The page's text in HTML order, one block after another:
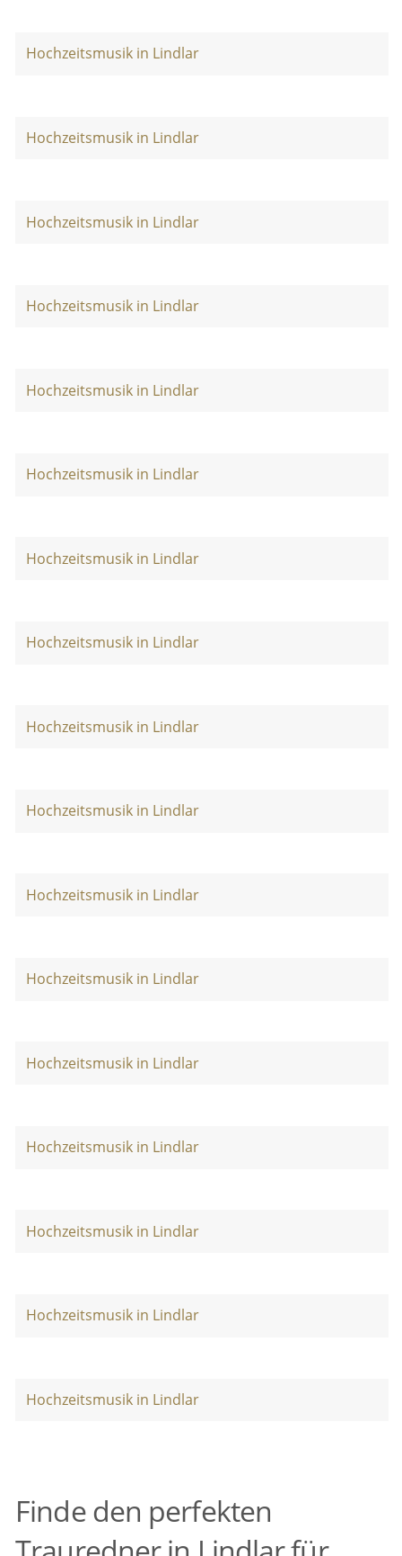
Hochzeitsmusik in Lindlar
Hochzeitsmusik in Lindlar
Hochzeitsmusik in Lindlar
Hochzeitsmusik in Lindlar
Hochzeitsmusik in Lindlar
Hochzeitsmusik in Lindlar
Hochzeitsmusik in Lindlar
Hochzeitsmusik in Lindlar
Hochzeitsmusik in Lindlar
Hochzeitsmusik in Lindlar
Hochzeitsmusik in Lindlar
Hochzeitsmusik in Lindlar
Hochzeitsmusik in Lindlar
Hochzeitsmusik in Lindlar
Hochzeitsmusik in Lindlar
Hochzeitsmusik in Lindlar
Hochzeitsmusik in Lindlar
Finde den perfekten